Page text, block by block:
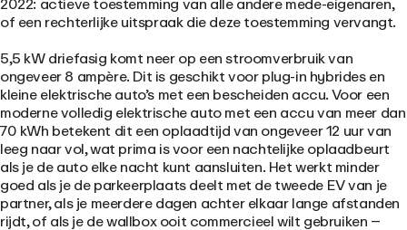
of een rechterlijke uitspraak die deze toestemming vervangt.
5,5 kW driefasig komt neer op een stroomverbruik van
ongeveer 8 ampère. Dit is geschikt voor plug-in hybrides en
kleine elektrische auto’s met een bescheiden accu. Voor een
moderne volledig elektrische auto met een accu van meer dan
70 kWh betekent dit een oplaadtijd van ongeveer 12 uur van
leeg naar vol, wat prima is voor een nachtelijke oplaadbeurt
als je de auto elke nacht kunt aansluiten. Het werkt minder
goed als je de parkeerplaats deelt met de tweede EV van je
partner, als je meerdere dagen achter elkaar lange afstanden
rijdt, of als je de wallbox ooit commercieel wilt gebruiken –